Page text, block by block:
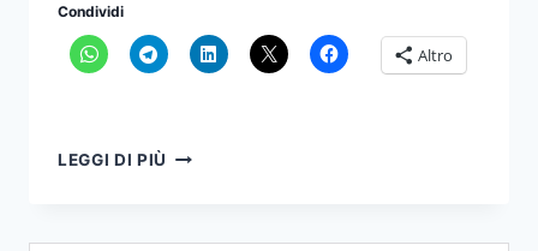
Condividi
Altro
LEGGI DI PIÙ